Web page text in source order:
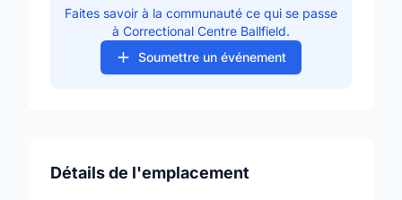
Faites savoir à la communauté ce qui se passe
à Correctional Centre Ballfield.
Soumettre un événement
Détails de l'emplacement